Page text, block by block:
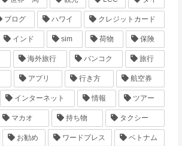
ブログ ハワイ クレジットカード
インド sim 荷物 保険
海外旅行 バンコク 旅行
アプリ 行き方 航空券
インターネット 情報 ツアー
マカオ 持ち物 タクシー
お勧め ワードプレス ベトナム